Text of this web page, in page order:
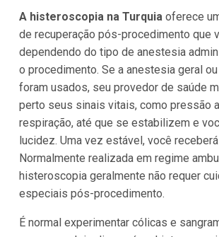
A histeroscopia na Turquia oferece
de recuperação pós-procedimento que
dependendo do tipo de anestesia
o procedimento. Se a anestesia geral
foram usados, seu provedor de saúde
perto seus sinais vitais, como pressão
respiração, até que se estabilizem e
lucidez. Uma vez estável, você
Normalmente realizada em regime
histeroscopia geralmente não requer
especiais pós-procedimento.
É normal experimentar cólicas e